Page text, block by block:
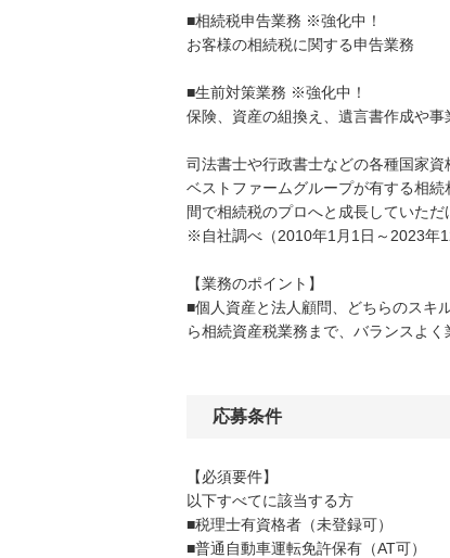
■相続税申告業務 ※強化中！
お客様の相続税に関する申告業務
■生前対策業務 ※強化中！
保険、資産の組換え、遺言書作成や
司法書士や行政書士などの各種国家
ベストファームグループが有する相
間で相続税のプロへと成長していただ
※自社調べ（2010年1月1日～2023年
【業務のポイント】
■個人資産と法人顧問、どちらのスキ
ら相続資産税業務まで、バランスよく
応募条件
【必須要件】
以下すべてに該当する方
■税理士有資格者（未登録可）
■普通自動車運転免許保有（AT可）